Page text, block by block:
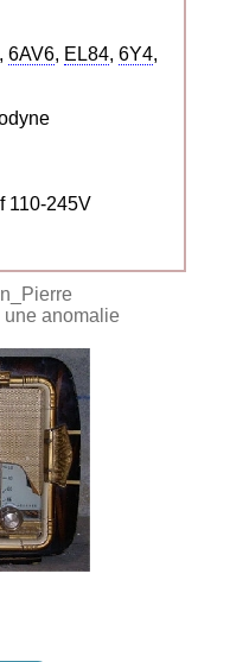
, 6AV6, EL84, 6Y4,
110-245V
une anomalie